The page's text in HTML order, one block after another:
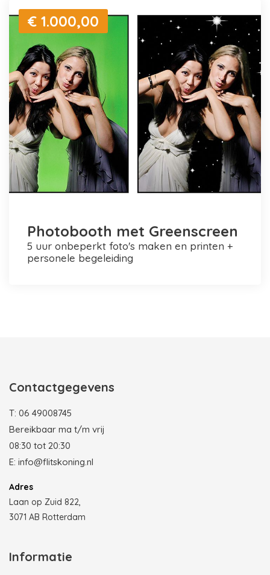
€ 1.000,00
Photobooth met Greenscreen
5 uur onbeperkt foto's maken en printen +
personele begeleiding
Contactgegevens
T: 06 49008745
Bereikbaar ma t/m vrij
08:30 tot 20:30
E: info@flitskoning.nl
Adres
Laan op Zuid 822,
3071 AB Rotterdam
Informatie